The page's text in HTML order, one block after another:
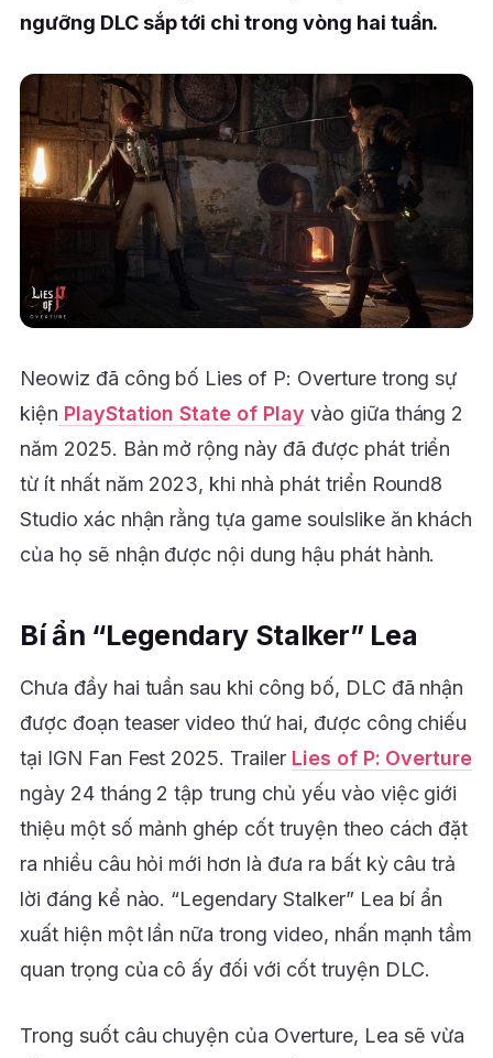
ngưỡng DLC sắp tới chỉ trong vòng hai tuần.
Neowiz đã công bố Lies of P: Overture trong sự
kiện PlayStation State of Play vào giữa tháng 2
năm 2025. Bản mở rộng này đã được phát triển
từ ít nhất năm 2023, khi nhà phát triển Round8
Studio xác nhận rằng tựa game soulslike ăn khách
của họ sẽ nhận được nội dung hậu phát hành.
Bí ẩn “Legendary Stalker” Lea
Chưa đầy hai tuần sau khi công bố, DLC đã nhận
được đoạn teaser video thứ hai, được công chiếu
tại IGN Fan Fest 2025. Trailer Lies of P: Overture
ngày 24 tháng 2 tập trung chủ yếu vào việc giới
thiệu một số mảnh ghép cốt truyện theo cách đặt
ra nhiều câu hỏi mới hơn là đưa ra bất kỳ câu trả
lời đáng kể nào. “Legendary Stalker” Lea bí ẩn
xuất hiện một lần nữa trong video, nhấn mạnh tầm
quan trọng của cô ấy đối với cốt truyện DLC.
Trong suốt câu chuyện của Overture, Lea sẽ vừa